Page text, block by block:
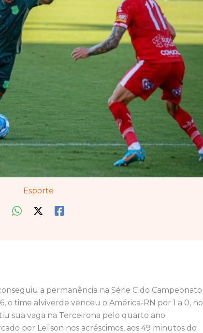
Esporte
a permanência na Série C do Campeonato
o time alviverde venceu o América-RN por 1 a 0, no
sua vaga na Terceirona pelo quarto ano
por Leilson nos acréscimos, aos 49 minutos do